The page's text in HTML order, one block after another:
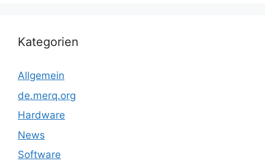
Kategorien
Allgemein
de.merq.org
Hardware
News
Software